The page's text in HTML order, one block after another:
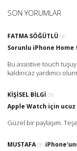
SON YORUMLAR
FATMA SÖĞÜTLÜ on
Sorunlu iPhone Home
Bu assistive touch
kaldırıcaz yardımcı
KIŞISEL BILGI on
Apple Watch için ucuz
Güzel bir paylaşım.
MUSTAFAon